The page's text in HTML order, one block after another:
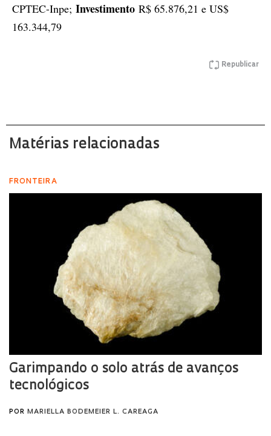
CPTEC-Inpe; Investimento R$ 65.876,21 e US$
163.344,79
Republicar